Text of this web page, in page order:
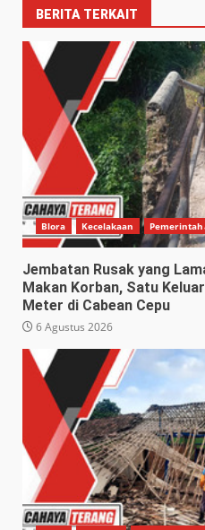
BERITA TERKAIT
Blora Kecelakaan
Jembatan Rusak yang
Makan Korban, Satu
Meter di Cabean Cepu
6 Agustus 2026